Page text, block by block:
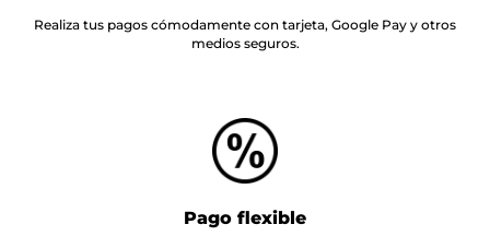
Realiza tus pagos cómodamente con tarjeta, Google Pay y otros
medios seguros.
Pago flexible